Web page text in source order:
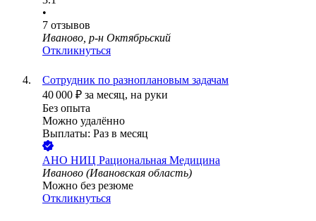
•
7 отзывов
Иваново, р-н Октябрьский
Откликнуться
Сотрудник по разноплановым задачам
40 000 ₽ за месяц, на руки
Без опыта
Можно удалённо
Выплаты: Раз в месяц
АНО НИЦ Рациональная Медицина
Иваново (Ивановская область)
Можно без резюме
Откликнуться